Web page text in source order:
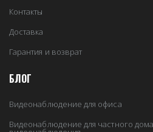
Контакты
Доставка
Гарантия и возврат
БЛОГ
Видеонаблюдение для офиса
Видеонаблюдение для частного